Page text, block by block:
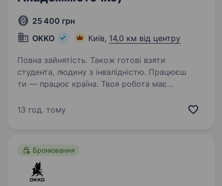
25 400 грн
OKKO
Київ, 14,0 км від центру
Повна зайнятість. Також готові взяти
студента, людину з інвалідністю. Працюєш
ти — працює країна. Твоя робота має
формуймо надійний тил нашої країни разом!
13 год. тому
Бронювання